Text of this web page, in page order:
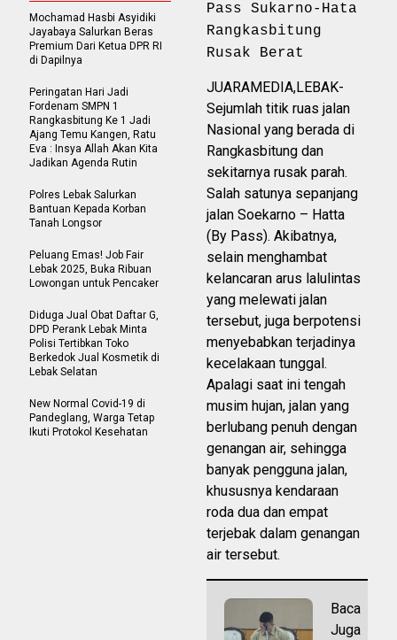
Pass Sukarno-Hata
Rangkasbitung
Rusak Berat
JUARAMEDIA,LEBAK-
Sejumlah titik ruas jalan
Nasional yang berada di
Rangkasbitung dan
sekitarnya rusak parah.
Salah satunya sepanjang
jalan Soekarno – Hatta
(By Pass). Akibatnya,
selain menghambat
kelancaran arus lalulintas
yang melewati jalan
tersebut, juga berpotensi
menyebabkan terjadinya
kecelakaan tunggal.
Apalagi saat ini tengah
musim hujan, jalan yang
berlubang penuh dengan
genangan air, sehingga
banyak pengguna jalan,
khususnya kendaraan
roda dua dan empat
terjebak dalam genangan
air tersebut.
Baca
Juga
Mochamad Hasbi Asyidiki
Jayabaya Salurkan Beras
Premium Dari Ketua DPR RI
di Dapilnya
Peringatan Hari Jadi
Fordenam SMPN 1
Rangkasbitung Ke 1 Jadi
Ajang Temu Kangen, Ratu
Eva : Insya Allah Akan Kita
Jadikan Agenda Rutin
Polres Lebak Salurkan
Bantuan Kepada Korban
Tanah Longsor
Peluang Emas! Job Fair
Lebak 2025, Buka Ribuan
Lowongan untuk Pencaker
Diduga Jual Obat Daftar G,
DPD Perank Lebak Minta
Polisi Tertibkan Toko
Berkedok Jual Kosmetik di
Lebak Selatan
New Normal Covid-19 di
Pandeglang, Warga Tetap
Ikuti Protokol Kesehatan